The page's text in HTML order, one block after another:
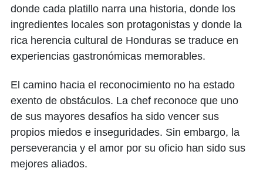
donde cada platillo narra una historia, donde los
ingredientes locales son protagonistas y donde la
rica herencia cultural de Honduras se traduce en
experiencias gastronómicas memorables.
El camino hacia el reconocimiento no ha estado
exento de obstáculos. La chef reconoce que uno
de sus mayores desafíos ha sido vencer sus
propios miedos e inseguridades. Sin embargo, la
perseverancia y el amor por su oficio han sido sus
mejores aliados.